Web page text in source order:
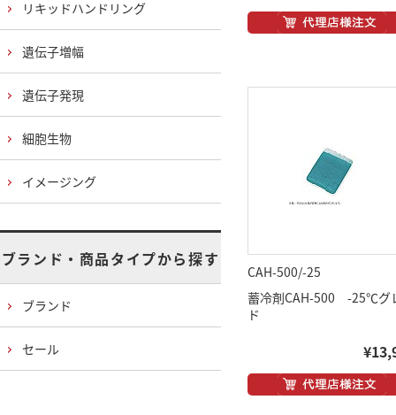
CAH-500/-25
蓄冷剤CAH-500 -25℃グ
ド
リキッドハンドリング
遺伝子増幅
遺伝子発現
細胞生物
イメージング
ブランド・商品タイプから探す
ブランド
セール